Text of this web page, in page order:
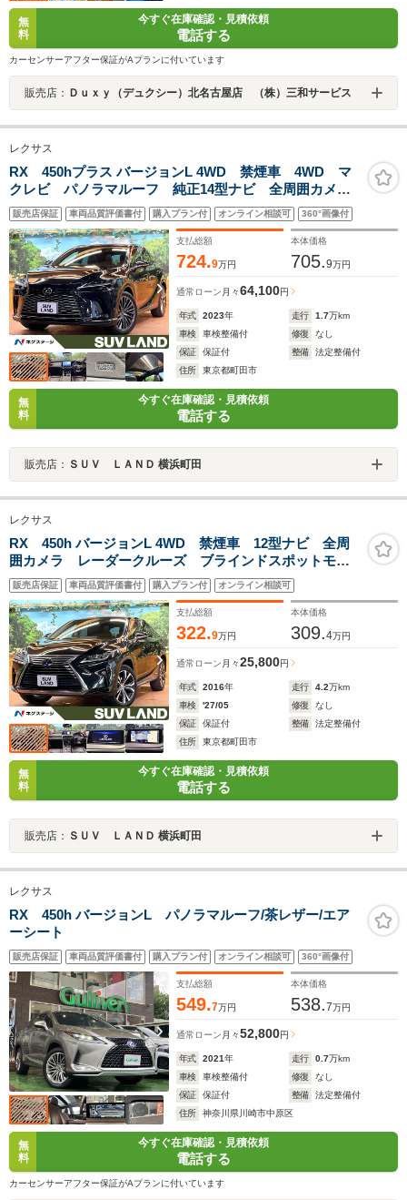
無
料
今すぐ在庫確認・見積依頼
電話する
カーセンサーアフター保証がAプランに付いています
販売店： Ｄｕｘｙ（デュクシー）北名古屋店 （株）三和サービス
レクサス
RX 450hプラス バージョンL 4WD 禁煙車 4WD マ
クレビ パノラマルーフ 純正14型ナビ 全周囲カメ
ラ レーダークルーズ ブラインドスポットモニター
デジタルミラー 茶革 ベンチレーション 三眼LEDヘ
ッド 純正21インチアルミ
販売店保証 車両品質評価書付 購入プラン付 オンライン相談可 360°画像付
支払総額
724.9万円
本体価格
705.9万円
通常ローン 月々64,100円
年式 2023年 走行 1.7万km
車検
車検整備付 修復
なし
保証
保証付 整備
法定整備付
住所
東京都町田市
無
料
今すぐ在庫確認・見積依頼
電話する
販売店： ＳＵＶ ＬＡＮＤ 横浜町田
レクサス
RX 450h バージョンL 4WD 禁煙車 12型ナビ 全周
囲カメラ レーダークルーズ ブラインドスポットモニ
ター 三眼LEDヘッド＆フォグ オートハイビーム パ
ワーバックドア 茶革 ベンチレーション ステアリン
グヒーター ETC
販売店保証 車両品質評価書付 購入プラン付 オンライン相談可
支払総額
322.9万円
本体価格
309.4万円
通常ローン 月々25,800円
年式 2016年 走行 4.2万km
車検
'27/05 修復
なし
保証
保証付 整備
法定整備付
住所
東京都町田市
無
料
今すぐ在庫確認・見積依頼
電話する
販売店： ＳＵＶ ＬＡＮＤ 横浜町田
レクサス
RX 450h バージョンL パノラマルーフ/茶レザー/エア
ーシート
販売店保証 車両品質評価書付 購入プラン付 オンライン相談可 360°画像付
支払総額
549.7万円
本体価格
538.7万円
通常ローン 月々52,800円
年式 2021年 走行 0.7万km
車検
車検整備付 修復
なし
保証
保証付 整備
法定整備付
住所
神奈川県川崎市中原区
無
料
今すぐ在庫確認・見積依頼
電話する
カーセンサーアフター保証がAプランに付いています